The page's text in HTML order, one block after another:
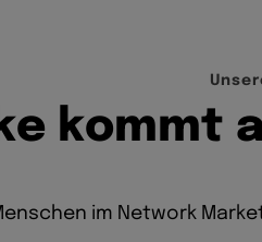
Unser
ke kommt
im Network